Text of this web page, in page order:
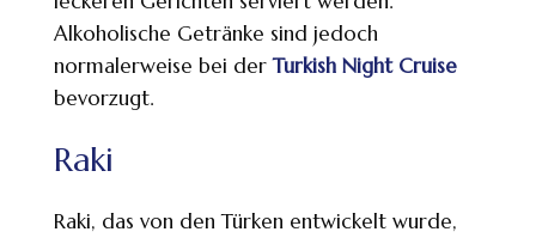
Alkoholische Getränke sind jedoch
normalerweise bei derTurkish Night Cruise
bevorzugt.
Raki
Raki, das von den Türken entwickelt wurde,